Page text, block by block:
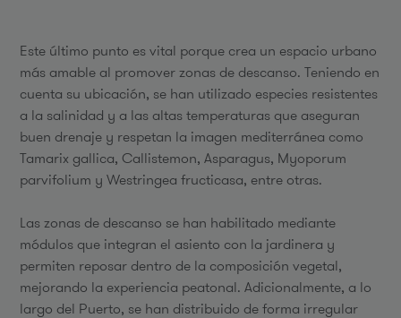
Este último punto es vital porque crea un espacio urbano
más amable al promover zonas de descanso. Teniendo en
cuenta su ubicación, se han utilizado especies resistentes
a la salinidad y a las altas temperaturas que aseguran
buen drenaje y respetan la imagen mediterránea como
Tamarix gallica, Callistemon, Asparagus, Myoporum
parvifolium y Westringea fructicasa, entre otras.
Las zonas de descanso se han habilitado mediante
módulos que integran el asiento con la jardinera y
permiten reposar dentro de la composición vegetal,
mejorando la experiencia peatonal. Adicionalmente, a lo
largo del Puerto, se han distribuido de forma irregular